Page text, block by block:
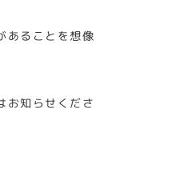
あることを想像
お知らせくださ